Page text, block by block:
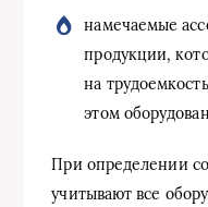
намечаемые
продукции,
на
этом
При определении
учитывают все